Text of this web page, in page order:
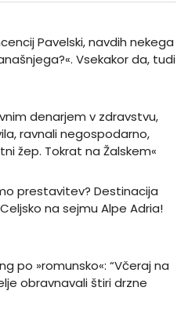
Pavelski, navdih nekega
Vsekakor da, tudi
denarjem v zdravstvu,
ravnali negospodarno,
žep. Tokrat na Žalskem«
prestavitev? Destinacija
na sejmu Alpe Adria!
po »romunsko«: “Včeraj na
obravnavali štiri drzne